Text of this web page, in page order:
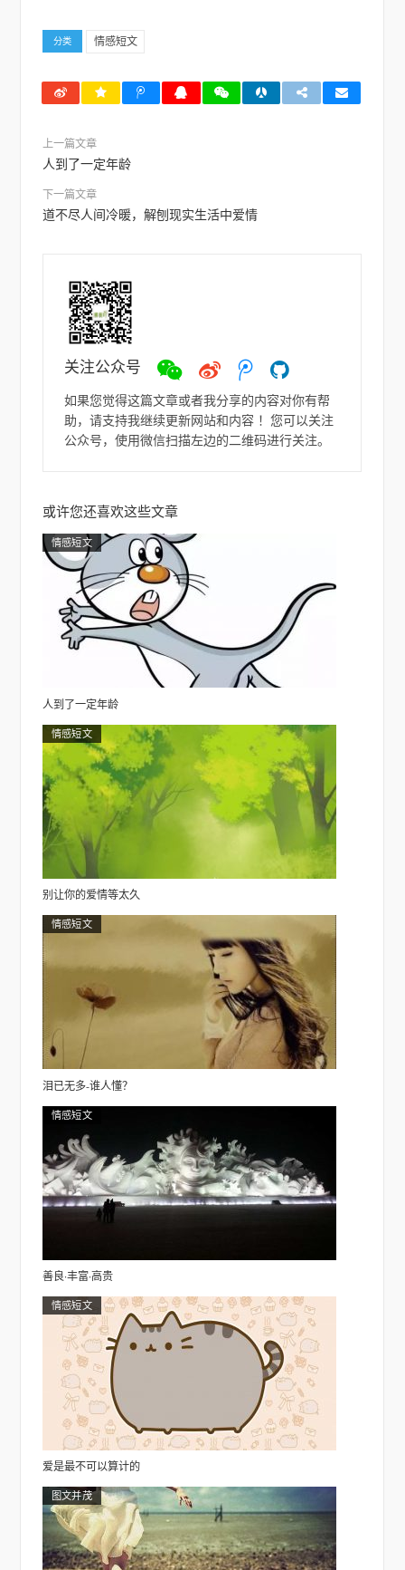
分类 情感短文
上一篇文章
人到了一定年龄
下一篇文章
道不尽人间冷暖，解刨现实生活中爱情
关注公众号
微
微
ヽ
`Д
´-)
ノ
如
如果您觉得这篇文章或者我分享的内容对你有帮
助，请支持我继续更新网站和内容 ！您可以关注
公众号，使用微信扫描左边的二维码进行关注。
或许您还喜欢这些文章
情感短文
人到了一定年龄
情感短文
别让你的爱情等太久
情感短文
泪已无多-谁人懂？
情感短文
善良·丰富·高贵
情感短文
爱是最不可以算计的
图文并茂